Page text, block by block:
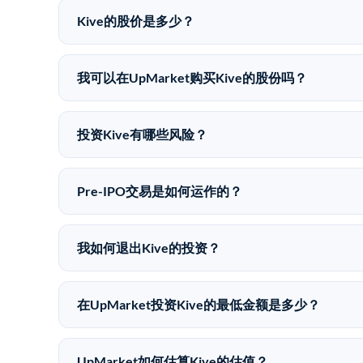
Kive的股价是多少？
Kive没有公开股价，因为它是一家私有公司。最近
我可以在UpMarket购买Kive的股份吗？
可以。合格投资者可以通过填写本页表单或在
是FINRA注册的经纪交易商，自2019年以来已经纪超
投资Kive有哪些风险？
Pre-IPO投资存在重大风险。Kive的股份流动性低，
失的准备。私有公司的估值在融资轮次之间可能大幅
Pre-IPO交易是如何运作的？
在Pre-IPO交易中，合格投资者通过二级市场平台从
注册的经纪交易商促成这些交易，代表双方处理合规
我如何退出Kive的投资？
Pre-IPO持股主要有两种退出途径：在二级市场将股
件。任何退出的时间都是不可预测的，投资者应做好
在UpMarket投资Kive的最低金额是多少？
UpMarket上大多数Pre-IPO产品的最低投资金额为
仅在完成投资时支付交易相关费用。